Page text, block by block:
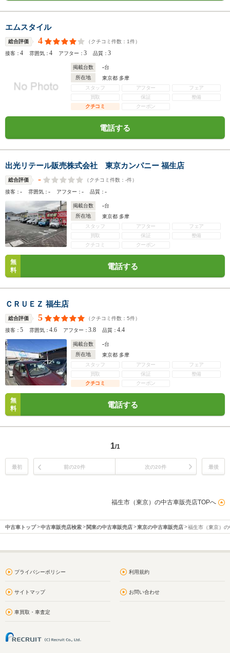
エムスタイル
総合評価 4 （クチコミ件数： 1件）
接客：4 雰囲気：4 アフター：3 品質：3
掲載台数 -台
所在地
東京都 多摩
スタッフ
アフター
フェア
買取
保証
整備
クチコミ
クーポン
電話する
出光リテール販売株式会社 東京カンパニー 福生店
総合評価 - （クチコミ件数： -件）
接客：- 雰囲気：- アフター：- 品質：-
掲載台数 -台
所在地
東京都 多摩
スタッフ
アフター
フェア
買取
保証
整備
クチコミ
クーポン
無
料
電話する
ＣＲＵＥＺ 福生店
総合評価 5 （クチコミ件数： 5件）
接客：5 雰囲気：4.6 アフター：3.8 品質：4.4
掲載台数 -台
所在地
東京都 多摩
スタッフ
アフター
フェア
買取
保証
整備
クチコミ
クーポン
無
料
電話する
1/1
最初 前の20件 次の20件 最後
福生市（東京）の中古車販売店TOPへ
中古車トップ 中古車販売店検索 関東の中古車販売店 東京の中古車販売店 福生市（東京）
プライバシーポリシー 利用規約
サイトマップ お問い合わせ
車買取・車査定